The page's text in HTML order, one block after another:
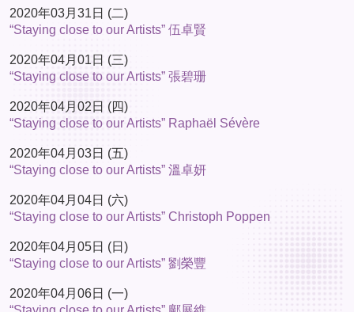
2020年03月31日 (二)
“Staying close to our Artists” 伍卓賢
2020年04月01日 (三)
“Staying close to our Artists” 張碧珊
2020年04月02日 (四)
“Staying close to our Artists” Raphaël Sévère
2020年04月03日 (五)
“Staying close to our Artists” 溫卓妍
2020年04月04日 (六)
“Staying close to our Artists” Christoph Poppen
2020年04月05日 (日)
“Staying close to our Artists” 劉榮豐
2020年04月06日 (一)